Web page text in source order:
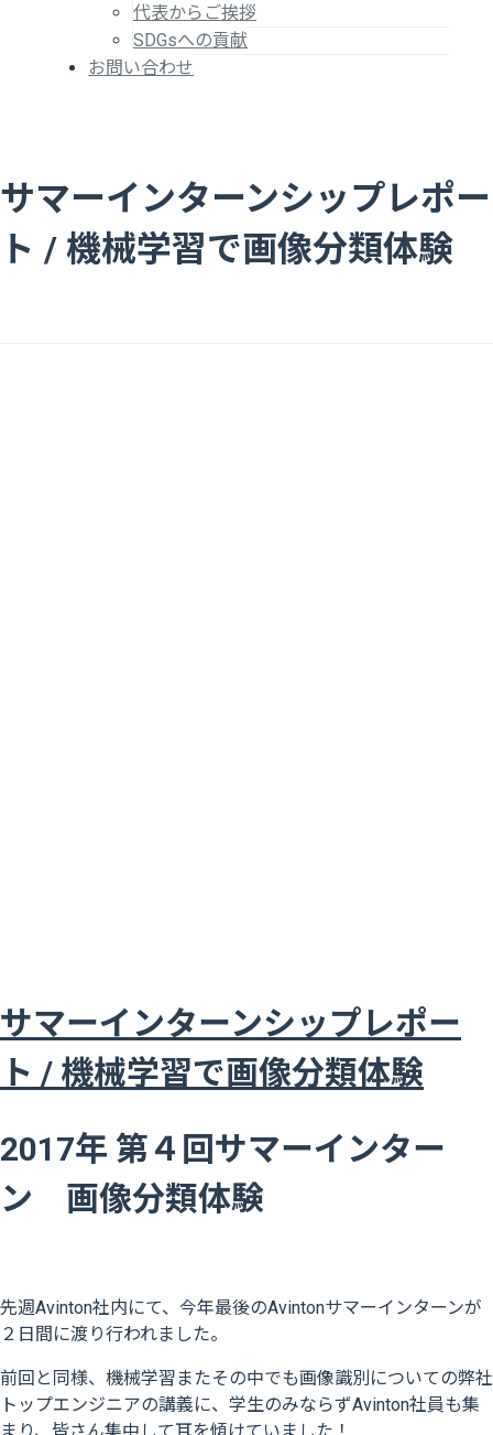
代表からご挨拶
SDGsへの貢献
お問い合わせ
サマーインターンシップレポー
ト / 機械学習で画像分類体験
サマーインターンシップレポー
ト / 機械学習で画像分類体験
2017年 第４回サマーインター
ン 画像分類体験
先週Avinton社内にて、今年最後のAvintonサマーインターンが
２日間に渡り行われました。
前回と同様、機械学習またその中でも画像識別についての弊社
トップエンジニアの講義に、学生のみならずAvinton社員も集